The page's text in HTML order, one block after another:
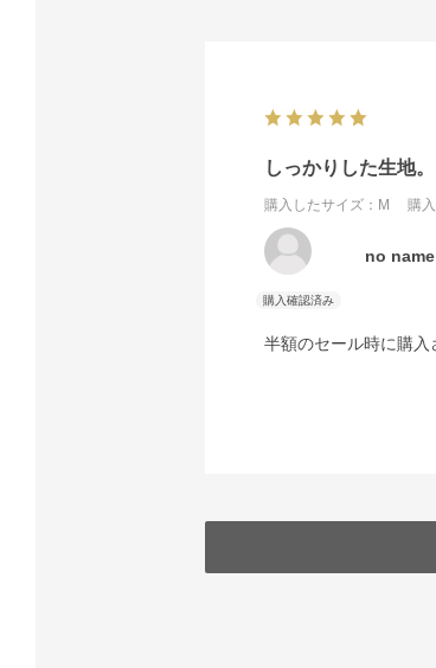
しっかりした生地。
購入したサイズ：M 購
no name
半額のセール時に購入